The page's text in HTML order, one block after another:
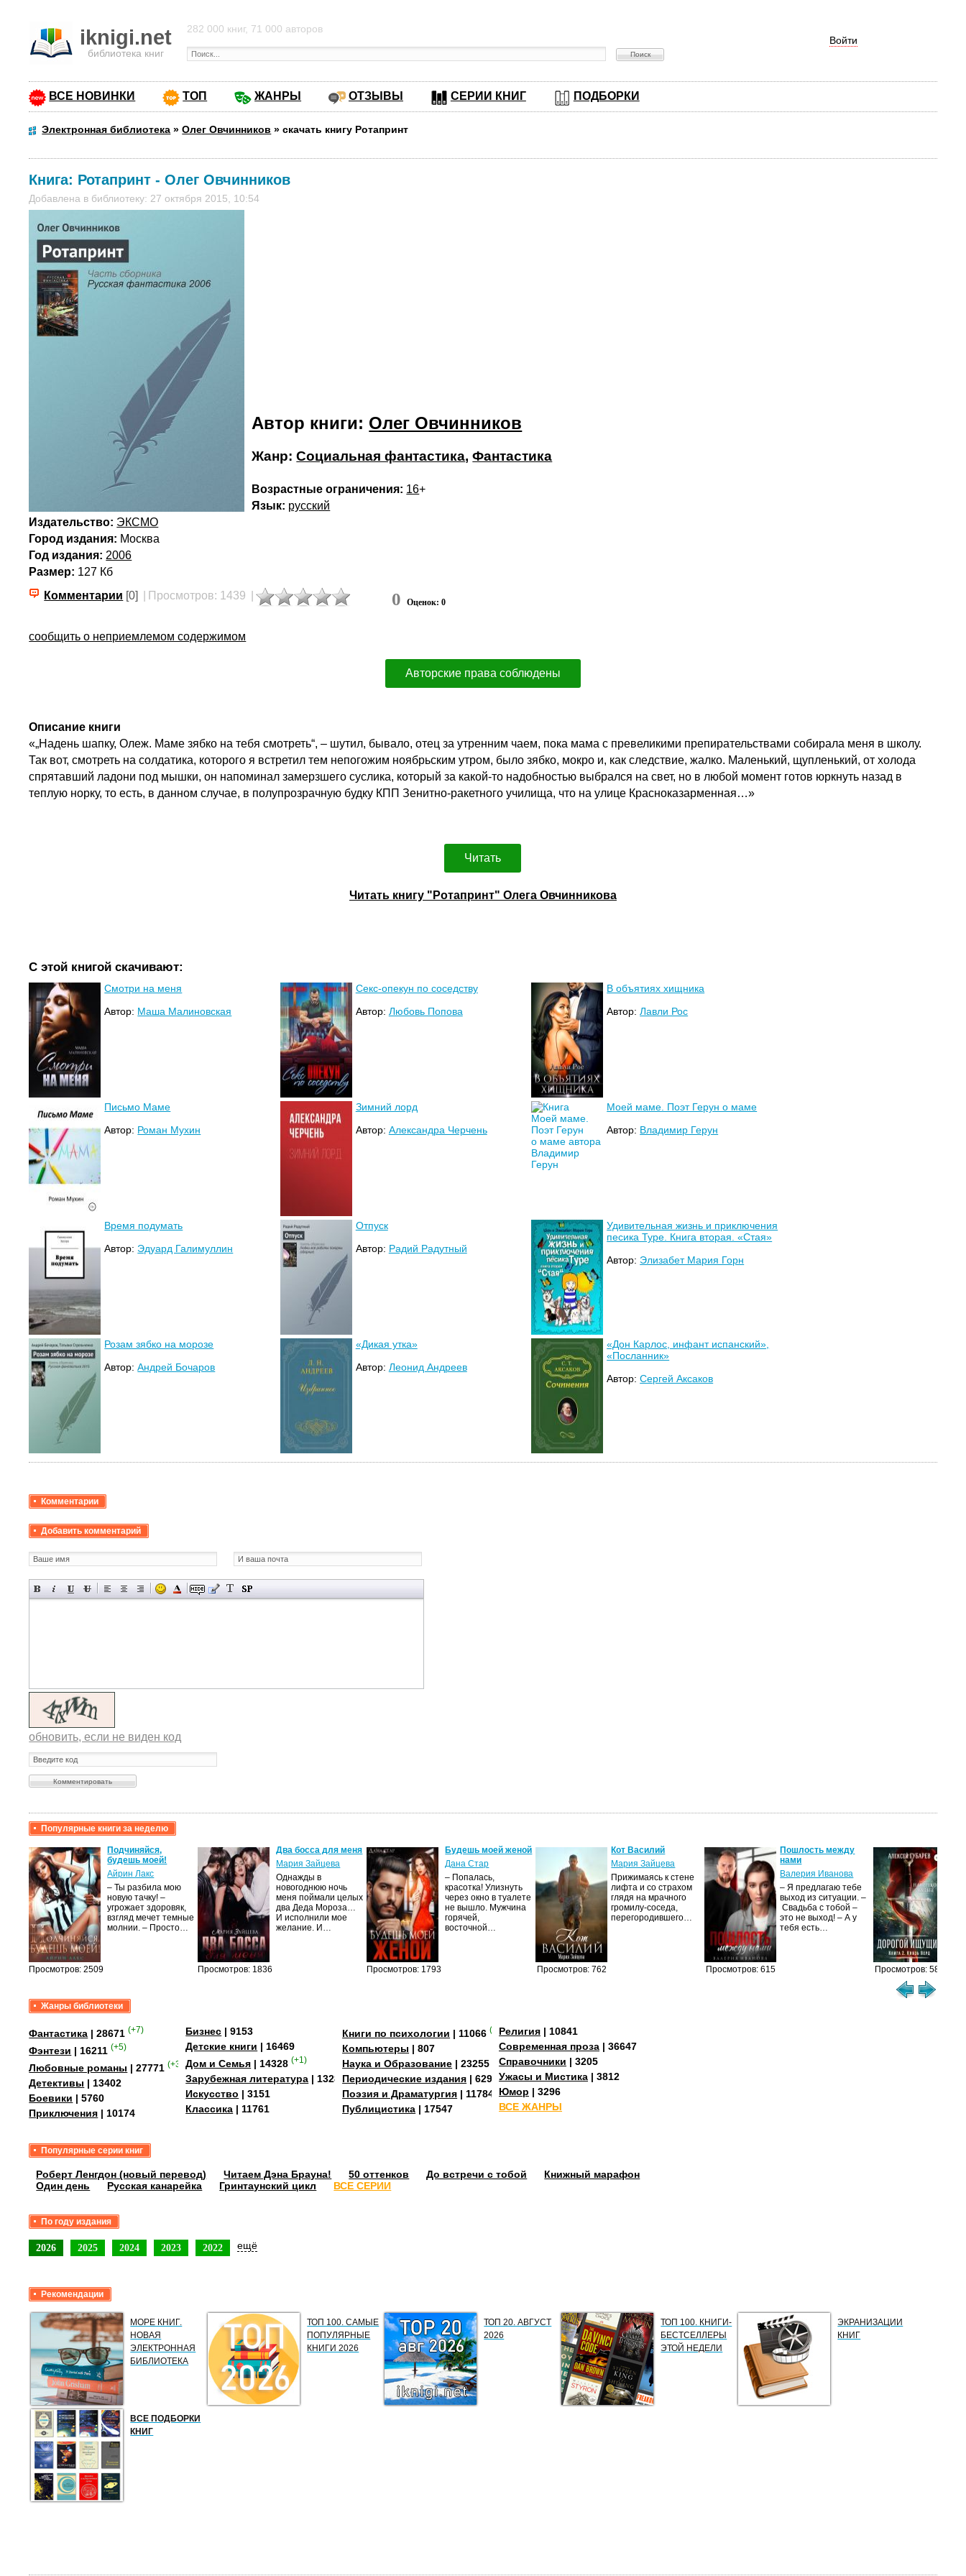
iknigi.net
библиотека книг
Войти
282 000 книг, 71 000 авторов
ВСЕ НОВИНКИ ТОП ЖАНРЫ ОТЗЫВЫ СЕРИИ КНИГ ПОДБОРКИ
Электронная библиотека »Олег Овчинников »скачать книгу Ротапринт
Книга: Ротапринт -Олег Овчинников
Добавлена в библиотеку: 27 октября 2015, 10:54
Автор книги: Олег Овчинников
Жанр:Социальная фантастика,Фантастика
Возрастные ограничения: 16+
Язык: русский
Издательство: ЭКСМО
Город издания: Москва
Год издания: 2006
Размер: 127 Кб
Комментарии [0] Просмотров: 1439 0 Оценок: 0
сообщить о неприемлемом содержимом
Авторские права соблюдены
Описание книги
«„Надень шапку, Олеж. Маме зябко на тебя смотреть“, – шутил, бывало, отец за утренним чаем, пока мама с превеликими препирательствами собирала меня в школу.
Так вот, смотреть на солдатика, которого я встретил тем непогожим ноябрьским утром, было зябко, мокро и, как следствие, жалко. Маленький, щупленький, от холода
спрятавший ладони под мышки, он напоминал замерзшего суслика, который за какой-то надобностью выбрался на свет, но в любой момент готов юркнуть назад в
теплую норку, то есть, в данном случае, в полупрозрачную будку КПП Зенитно-ракетного училища, что на улице Красноказарменная…»
Читать
Читать книгу "Ротапринт" Олега Овчинникова
С этой книгой скачивают:
Смотри на меня
Автор: Маша Малиновская
Секс-опекун по соседству
Автор: Любовь Попова
В объятиях хищника
Автор:Лавли Рос
Письмо Маме
Автор: Роман Мухин
Зимний лорд
Автор: Александра Черчень
Моей маме. Поэт Герун о маме
Автор: Владимир Герун
Время подумать
Автор: Эдуард Галимуллин
Отпуск
Автор: Радий Радутный
Удивительная жизнь и приключения
песика Туре. Книга вторая. «Стая»
Автор: Элизабет Мария Горн
Розам зябко на морозе
Автор:Андрей Бочаров
«Дикая утка»
Автор: Леонид Андреев
«Дон Карлос, инфант испанский»,
«Посланник»
Автор:Сергей Аксаков
Комментарии
Добавить комментарий
обновить, если не виден код
Популярные книги за неделю
Просмотров: 2509
Подчиняйся,
будешь моей!
Айрин Лакс
– Ты разбила мою
новую тачку! –
угрожает здоровяк,
взгляд мечет темные
молнии. – Просто…
Просмотров: 1836
Два босса для меня
Мария Зайцева
Однажды в
новогоднюю ночь
меня поймали целых
два Деда Мороза…
И исполнили мое
желание. И…
Просмотров: 1793
Будешь моей женой
Дана Стар
– Попалась,
красотка! Улизнуть
через окно в туалете
не вышло. Мужчина
горячей,
восточной…
Просмотров: 762
Кот Василий
Мария Зайцева
Прижимаясь к стене
лифта и со страхом
глядя на мрачного
громилу-соседа,
перегородившего…
Просмотров: 615
Пошлость между
нами
Валерия Иванова
– Я предлагаю тебе
выход из ситуации. –
Свадьба с тобой –
это не выход! – А у
тебя есть…
Просмотров: 584
Жанры библиотеки
Фантастика | 28671 (+7)
Фэнтези | 16211 (+5)
Любовные романы | 27771 (+35)
Детективы | 13402
Боевики | 5760
Приключения | 10174
Бизнес | 9153
Детские книги | 16469
Дом и Семья | 14328 (+1)
Зарубежная литература | 13288
Искусство | 3151
Классика | 11761
Книги по психологии | 11066 (+3)
Компьютеры | 807
Наука и Образование | 23255
Периодические издания | 629
Поэзия и Драматургия | 11784
Публицистика | 17547
Религия | 10841
Современная проза | 36647
Справочники | 3205
Ужасы и Мистика | 3812
Юмор | 3296
ВСЕ ЖАНРЫ
Популярные серии книг
Роберт Ленгдон (новый перевод) Читаем Дэна Брауна! 50 оттенков До встречи с тобой
Книжный марафон
Один день
Русская канарейка Гринтаунский цикл ВСЕ СЕРИИ
По году издания
2026 2025 2024 2023 2022 ещё
Рекомендации
МОРЕ КНИГ.
НОВАЯ
ЭЛЕКТРОННАЯ
БИБЛИОТЕКА
ТОП 100. САМЫЕ
ПОПУЛЯРНЫЕ
КНИГИ 2026
ТОП 20. АВГУСТ
2026
ТОП 100. КНИГИ-
БЕСТСЕЛЛЕРЫ
ЭТОЙ НЕДЕЛИ
ЭКРАНИЗАЦИИ
КНИГ
ВСЕ ПОДБОРКИ
КНИГ